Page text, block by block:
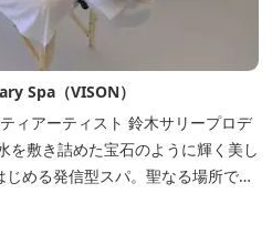
Spa（VISON）
ィアーティスト 鈴木サリープロデ
める発信型スパ。聖なる場所で自
伸び伸びした状態を蘇らせるため
「未来にも続く真の